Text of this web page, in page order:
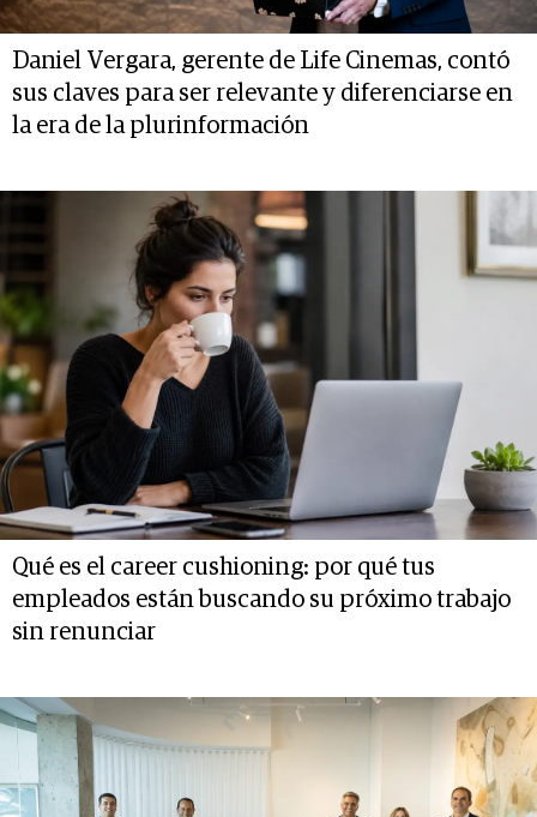
Daniel Vergara, gerente de Life Cinemas, contó
sus claves para ser relevante y diferenciarse en
la era de la plurinformación
Qué es el career cushioning: por qué tus
empleados están buscando su próximo trabajo
sin renunciar